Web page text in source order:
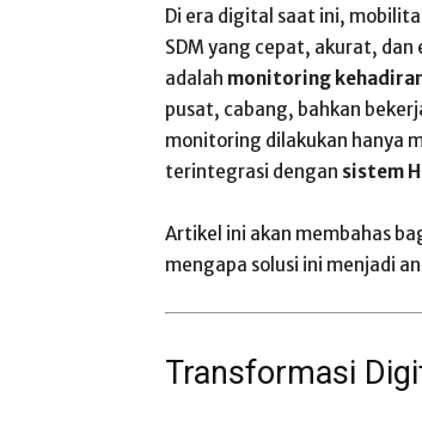
Di era digital saat ini,
SDM yang cepat, akurat,
adalah monitoring
pusat, cabang, bahkan
monitoring dilakukan hanya
terintegrasi dengan sistem
Artikel ini akan membahas
mengapa solusi ini menjadi
Transformasi